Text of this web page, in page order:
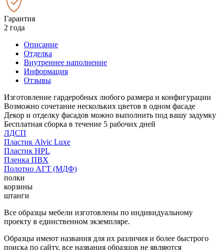
Гарантия
2 года
Описание
Отделка
Внутреннее наполнение
Информация
Отзывы
Изготовление гардеробных любого размера и конфигурации
Возможно сочетание нескольких цветов в одном фасаде
Декор и отделку фасадов можно выполнить под вашу задумку
Бесплатная сборка в течение 5 рабочих дней
ЛДСП
Пластик Alvic Luxe
Пластик HPL
Пленка ПВХ
Полотно АГТ (МДФ)
полки
корзины
штанги
Все образцы мебели изготовлены по индивидуальному
проекту в единственном экземпляре.
Образцы имеют названия для их различия и более быстрого
поиска по сайту, все названия образцов не являются